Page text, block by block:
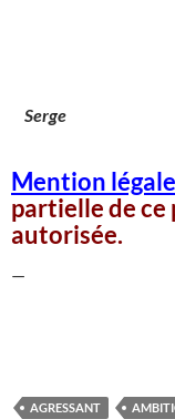
Serge
Mention légale
partielle de
autorisée.
—
AGRESSANT